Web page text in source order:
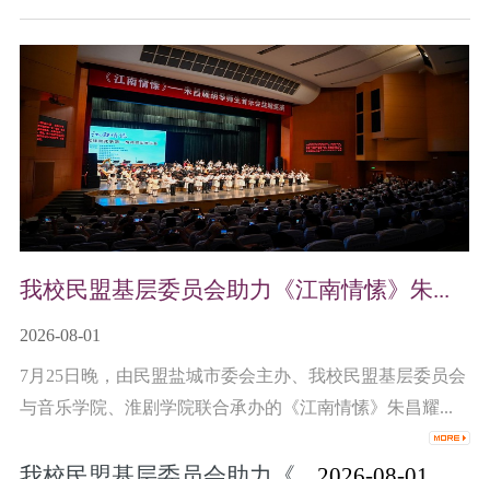
我校民盟基层委员会助力《江南情愫》朱...
2026-08-01
7月25日晚，由民盟盐城市委会主办、我校民盟基层委员会
与音乐学院、淮剧学院联合承办的《江南情愫》朱昌耀...